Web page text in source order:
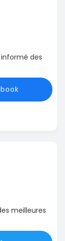
des
meilleures